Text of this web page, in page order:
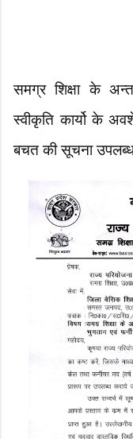
समग्र शिक्षा के
स्वीकृति कार्यो के
बचत की सूचना